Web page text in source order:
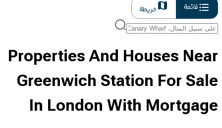
قائمة
خريطة
Properties And Houses Near
Greenwich Station For Sale
In London With Mortgage